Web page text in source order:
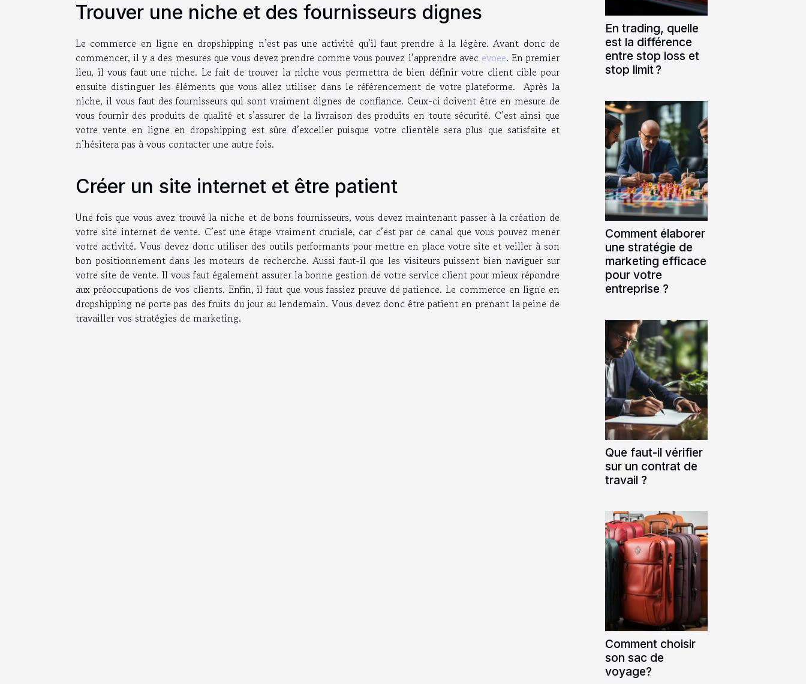
Trouver une niche et des fournisseurs dignes
Le commerce en ligne en dropshipping n’est pas une activité qu’il faut prendre à la légère. Avant donc de
commencer, il y a des mesures que vous devez prendre comme vous pouvez l’apprendre avec evoee. En premier
lieu, il vous faut une niche. Le fait de trouver la niche vous permettra de bien définir votre client cible pour
ensuite distinguer les éléments que vous allez utiliser dans le référencement de votre plateforme. Après la
niche, il vous faut des fournisseurs qui sont vraiment dignes de confiance. Ceux-ci doivent être en mesure de
vous fournir des produits de qualité et s’assurer de la livraison des produits en toute sécurité. C’est ainsi que
votre vente en ligne en dropshipping est sûre d’exceller puisque votre clientèle sera plus que satisfaite et
n’hésitera pas à vous contacter une autre fois.
Créer un site internet et être patient
Une fois que vous avez trouvé la niche et de bons fournisseurs, vous devez maintenant passer à la création de
votre site internet de vente. C’est une étape vraiment cruciale, car c’est par ce canal que vous pouvez mener
votre activité. Vous devez donc utiliser des outils performants pour mettre en place votre site et veiller à son
bon positionnement dans les moteurs de recherche. Aussi faut-il que les visiteurs puissent bien naviguer sur
votre site de vente. Il vous faut également assurer la bonne gestion de votre service client pour mieux répondre
aux préoccupations de vos clients. Enfin, il faut que vous fassiez preuve de patience. Le commerce en ligne en
dropshipping ne porte pas des fruits du jour au lendemain. Vous devez donc être patient en prenant la peine de
travailler vos stratégies de marketing.
En trading, quelle
est la différence
entre stop loss et
stop limit ?
Comment élaborer
une stratégie de
marketing efficace
pour votre
entreprise ?
Que faut-il vérifier
sur un contrat de
travail ?
Comment choisir
son sac de
voyage?